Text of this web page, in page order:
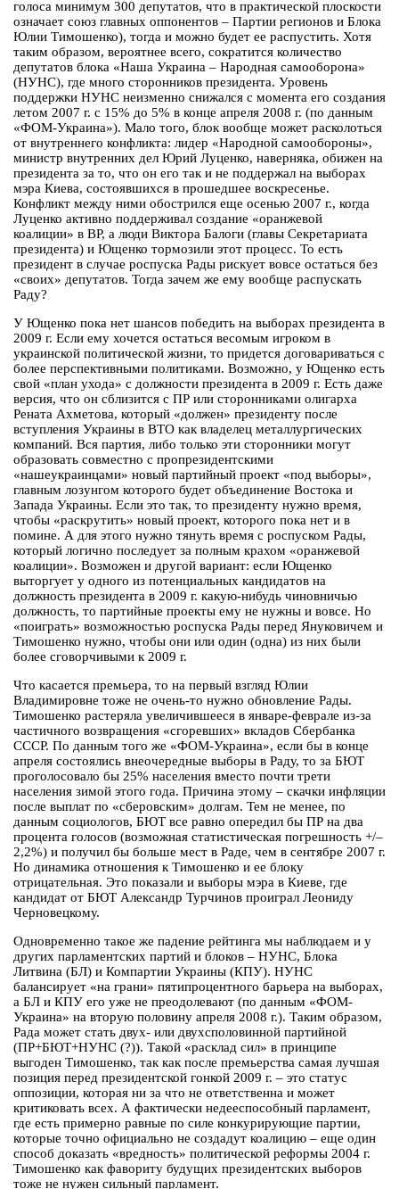
голоса минимум 300 депутатов, что в практической плоскости
означает союз главных оппонентов – Партии регионов и Блока
Юлии Тимошенко), тогда и можно будет ее распустить. Хотя
таким образом, вероятнее всего, сократится количество
депутатов блока «Наша Украина – Народная самооборона»
(НУНС), где много сторонников президента. Уровень
поддержки НУНС неизменно снижался с момента его создания
летом 2007 г. с 15% до 5% в конце апреля 2008 г. (по данным
«ФОМ-Украина»). Мало того, блок вообще может расколоться
от внутреннего конфликта: лидер «Народной самообороны»,
министр внутренних дел Юрий Луценко, наверняка, обижен на
президента за то, что он его так и не поддержал на выборах
мэра Киева, состоявшихся в прошедшее воскресенье.
Конфликт между ними обострился еще осенью 2007 г., когда
Луценко активно поддерживал создание «оранжевой
коалиции» в ВР, а люди Виктора Балоги (главы Секретариата
президента) и Ющенко тормозили этот процесс. То есть
президент в случае роспуска Рады рискует вовсе остаться без
«своих» депутатов. Тогда зачем же ему вообще распускать
Раду?
У Ющенко пока нет шансов победить на выборах президента в
2009 г. Если ему хочется остаться весомым игроком в
украинской политической жизни, то придется договариваться с
более перспективными политиками. Возможно, у Ющенко есть
свой «план ухода» с должности президента в 2009 г. Есть даже
версия, что он сблизится с ПР или сторонниками олигарха
Рената Ахметова, который «должен» президенту после
вступления Украины в ВТО как владелец металлургических
компаний. Вся партия, либо только эти сторонники могут
образовать совместно с пропрезидентскими
«нашеукраинцами» новый партийный проект «под выборы»,
главным лозунгом которого будет объединение Востока и
Запада Украины. Если это так, то президенту нужно время,
чтобы «раскрутить» новый проект, которого пока нет и в
помине. А для этого нужно тянуть время с роспуском Рады,
который логично последует за полным крахом «оранжевой
коалиции». Возможен и другой вариант: если Ющенко
выторгует у одного из потенциальных кандидатов на
должность президента в 2009 г. какую-нибудь чиновничью
должность, то партийные проекты ему не нужны и вовсе. Но
«поиграть» возможностью роспуска Рады перед Януковичем и
Тимошенко нужно, чтобы они или один (одна) из них были
более сговорчивыми к 2009 г.
Что касается премьера, то на первый взгляд Юлии
Владимировне тоже не очень-то нужно обновление Рады.
Тимошенко растеряла увеличившееся в январе-феврале из-за
частичного возвращения «сгоревших» вкладов Сбербанка
СССР. По данным того же «ФОМ-Украина», если бы в конце
апреля состоялись внеочередные выборы в Раду, то за БЮТ
проголосовало бы 25% населения вместо почти трети
населения зимой этого года. Причина этому – скачки инфляции
после выплат по «сберовским» долгам. Тем не менее, по
данным социологов, БЮТ все равно опередил бы ПР на два
процента голосов (возможная статистическая погрешность +/–
2,2%) и получил бы больше мест в Раде, чем в сентябре 2007 г.
Но динамика отношения к Тимошенко и ее блоку
отрицательная. Это показали и выборы мэра в Киеве, где
кандидат от БЮТ Александр Турчинов проиграл Леониду
Черновецкому.
Одновременно такое же падение рейтинга мы наблюдаем и у
других парламентских партий и блоков – НУНС, Блока
Литвина (БЛ) и Компартии Украины (КПУ). НУНС
балансирует «на грани» пятипроцентного барьера на выборах,
а БЛ и КПУ его уже не преодолевают (по данным «ФОМ-
Украина» на вторую половину апреля 2008 г.). Таким образом,
Рада может стать двух- или двухсполовинной партийной
(ПР+БЮТ+НУНС (?)). Такой «расклад сил» в принципе
выгоден Тимошенко, так как после премьерства самая лучшая
позиция перед президентской гонкой 2009 г. – это статус
оппозиции, которая ни за что не ответственна и может
критиковать всех. А фактически недееспособный парламент,
где есть примерно равные по силе конкурирующие партии,
которые точно официально не создадут коалицию – еще один
способ доказать «вредность» политической реформы 2004 г.
Тимошенко как фавориту будущих президентских выборов
тоже не нужен сильный парламент.